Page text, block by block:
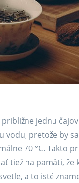
jednu
vodu, pretože by
70 °C. Takto
tiež na pamäti, že
a to isté